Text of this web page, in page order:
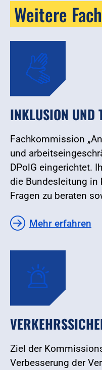
Weitere
INKLUSION UND
Fachkommission
und
DPolG eingerichtet.
die Bundesleitung
Fragen zu beraten
Mehr erfahren
Ziel der
Verbesserung der